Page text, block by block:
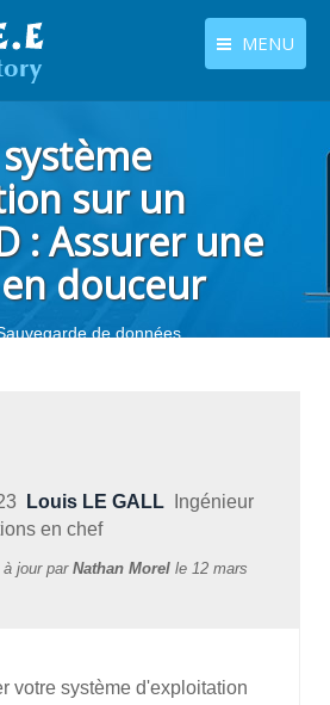
MENU
Centre de téléchargement
Boutique
Tutoriels
Contactez-nous
sur un
: Assurer une
douceur
de données
Louis LE GALL Ingénieur
en chef
jour par Nathan Morel le 12 mars
votre système d'exploitation